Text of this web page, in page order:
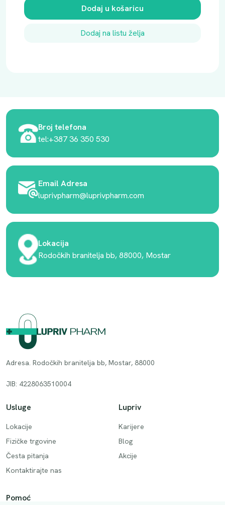
Dodaj u košaricu
Dodaj na listu želja
Broj telefona
tel:+387 36 350 530
Email Adresa
luprivpharm@luprivpharm.com
Lokacija
Rodočkih branitelja bb, 88000, Mostar
Adresa. Rodočkih branitelja bb, Mostar, 88000
JIB: 4228063510004
Usluge
Lokacije
Fizičke trgovine
Česta pitanja
Kontaktirajte nas
Lupriv
Karijere
Blog
Akcije
Pomoć